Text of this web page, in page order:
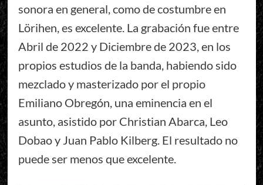
sonora en general, como de costumbre en
Lörihen, es excelente. La grabación fue entre
Abril de 2022 y Diciembre de 2023, en los
propios estudios de la banda, habiendo sido
mezclado y masterizado por el propio
Emiliano Obregón, una eminencia en el
asunto, asistido por Christian Abarca, Leo
Dobao y Juan Pablo Kilberg. El resultado no
puede ser menos que excelente.